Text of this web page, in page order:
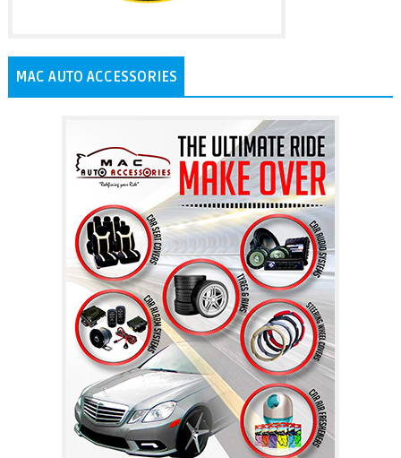
MAC AUTO ACCESSORIES